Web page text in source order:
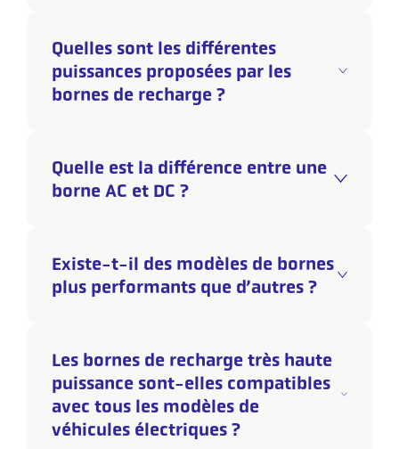
Quelles sont les différentes
puissances proposées par les
bornes de recharge ?
Quelle est la différence entre une
borne AC et DC ?
Existe-t-il des modèles de bornes
plus performants que d’autres ?
Les bornes de recharge très haute
puissance sont-elles compatibles
avec tous les modèles de
véhicules électriques ?